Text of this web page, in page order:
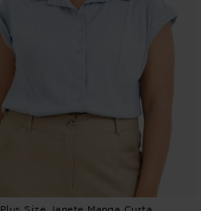
Size Janete Manga Curta